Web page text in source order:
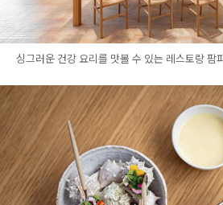
싱그러운 건강 요리를 맛볼 수 있는 레스토랑 팜